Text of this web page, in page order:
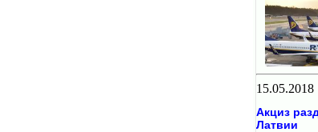
15.05.2018
Акциз
Латвии